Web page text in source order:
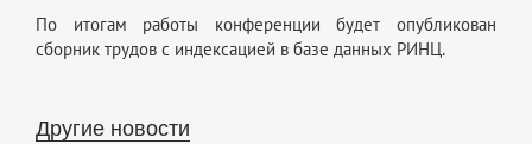
По итогам работы конференции будет опубликован
сборник трудов с индексацией в базе данных РИНЦ.
Другие новости